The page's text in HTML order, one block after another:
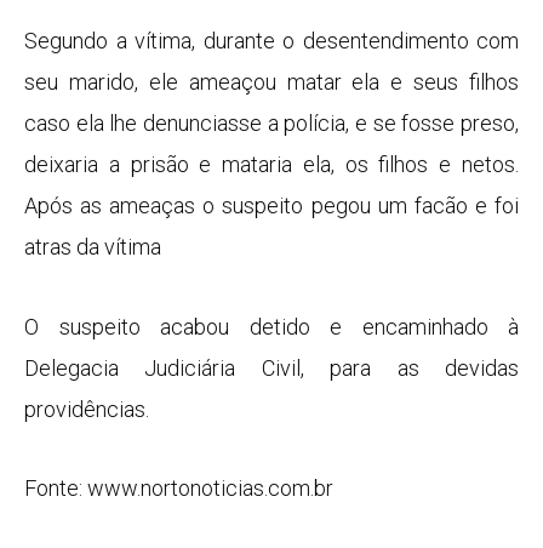
Segundo a vítima, durante o desentendimento com
seu marido, ele ameaçou matar ela e seus filhos
caso ela lhe denunciasse a polícia, e se fosse preso,
deixaria a prisão e mataria ela, os filhos e netos.
Após as ameaças o suspeito pegou um facão e foi
atras da vítima
O suspeito acabou detido e encaminhado à
Delegacia Judiciária Civil, para as devidas
providências.
Fonte: www.nortonoticias.com.br